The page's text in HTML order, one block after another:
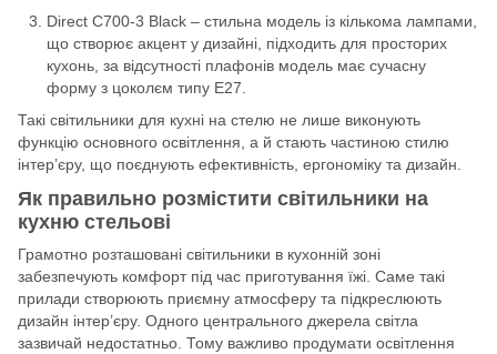
Direct C700-3 Black – стильна модель із кількома лампами,
що створює акцент у дизайні, підходить для просторих
кухонь, за відсутності плафонів модель має сучасну
форму з цоколєм типу E27.
Такі світильники для кухні на стелю не лише виконують
функцію основного освітлення, а й стають частиною стилю
інтер’єру, що поєднують ефективність, ергономіку та дизайн.
Як правильно розмістити світильники на
кухню стельові
Грамотно розташовані світильники в кухонній зоні
забезпечують комфорт під час приготування їжі. Саме такі
прилади створюють приємну атмосферу та підкреслюють
дизайн інтер’єру. Одного центрального джерела світла
зазвичай недостатньо. Тому важливо продумати освітлення